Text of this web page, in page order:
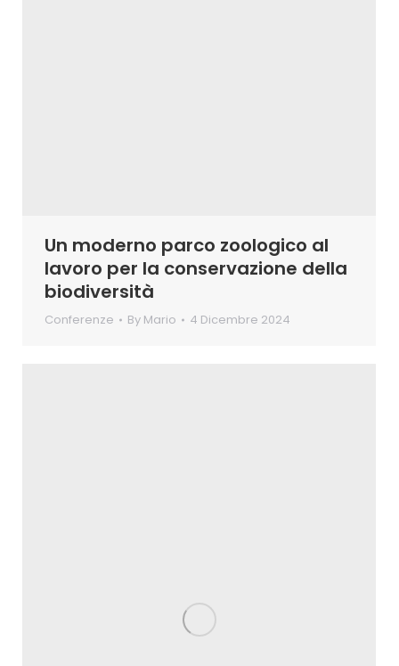
Un moderno parco zoologico al
lavoro per la conservazione della
biodiversità
Conferenze By Mario 4 Dicembre 2024